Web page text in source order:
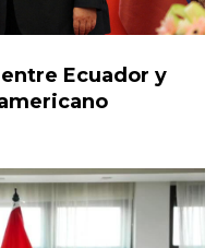
Ecuador y